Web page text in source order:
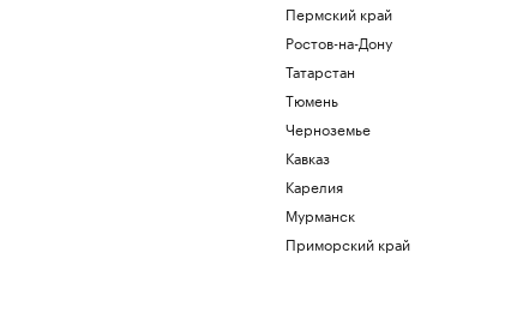
На 88-м году жизни ушел из жизни
Пермский край
Ростов-на-Дону
Татарстан
Тюмень
Черноземье
Кавказ
Карелия
Мурманск
Приморский край